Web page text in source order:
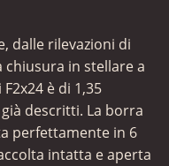
dalle rilevazioni di
in stellare a
è di 1,35
descritti. La borra
perfettamente in 6
intatta e aperta